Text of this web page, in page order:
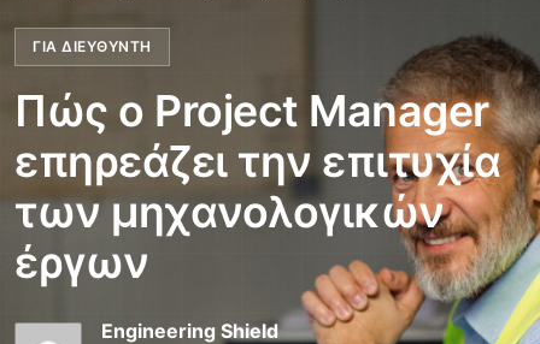
ΓΙΑ ΔΙΕΥΘΥΝΤΉ
Πώς ο Project Manager
επηρεάζει την επιτυχία
των μηχανολογικών
έργων
Engineering Shield